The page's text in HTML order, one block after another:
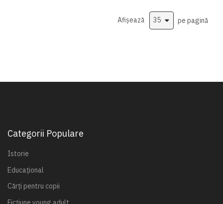
Afișează pe pagină
Categorii Populare
Istorie
Educațional
Cărți pentru copii